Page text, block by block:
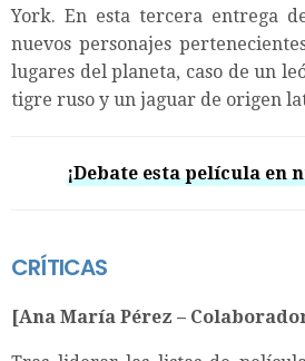
York. En esta tercera entrega
nuevos personajes
lugares del planeta, caso de un
tigre ruso y un jaguar de origen
¡Debate esta película en
CRÍTICAS
[Ana María Pérez –